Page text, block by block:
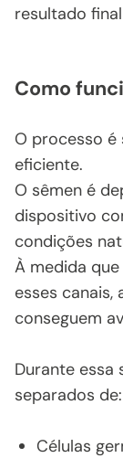
resultado
Como
O processo é
eficiente.
O sêmen é
dispositivo
condições
À medida
esses canais,
conseguem
Durante essa
separados de:
Células